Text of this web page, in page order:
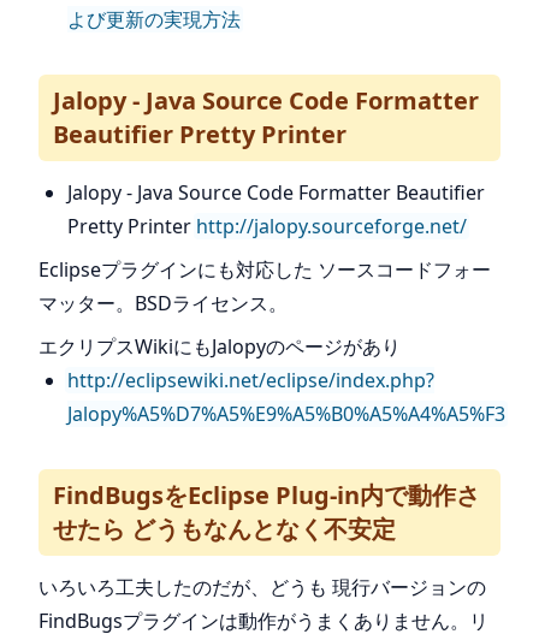
よび更新の実現方法
Jalopy - Java Source Code Formatter
Beautifier Pretty Printer
Jalopy - Java Source Code Formatter Beautifier
Pretty Printer http://jalopy.sourceforge.net/
Eclipseプラグインにも対応した ソースコードフォー
マッター。BSDライセンス。
エクリプスWikiにもJalopyのページがあり
http://eclipsewiki.net/eclipse/index.php?
Jalopy%A5%D7%A5%E9%A5%B0%A5%A4%A5%F3
FindBugsをEclipse Plug-in内で動作さ
せたら どうもなんとなく不安定
いろいろ工夫したのだが、どうも 現行バージョンの
FindBugsプラグインは動作がうまくありません。リ